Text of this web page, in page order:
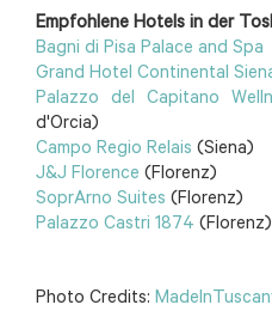
Empfohlene Hotels in der
Bagni di Pisa Palace and Spa
Grand Hotel Continental
Palazzo del Capitano
d'Orcia)
Campo Regio Relais (Siena)
J&J Florence (Florenz)
SoprArno Suites (Florenz)
Palazzo Castri 1874 (Florenz)
Photo Credits: